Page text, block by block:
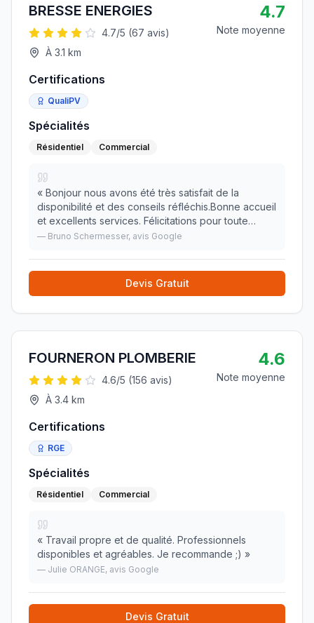
BRESSE ENERGIES
4.7/5 (67 avis)
À 3.1 km
4.7
Note moyenne
Certifications
QualiPV
Spécialités
Résidentiel Commercial
« Bonjour nous avons été très satisfait de la
disponibilité et des conseils réfléchis.Bonne accueil
et excellents services. Félicitations pour toute
l'équipe !»
— Bruno Schermesser, avis Google
Devis Gratuit
FOURNERON PLOMBERIE
4.6/5 (156 avis)
À 3.4 km
4.6
Note moyenne
Certifications
RGE
Spécialités
Résidentiel Commercial
« Travail propre et de qualité. Professionnels
disponibles et agréables. Je recommande ;) »
— Julie ORANGE, avis Google
Devis Gratuit